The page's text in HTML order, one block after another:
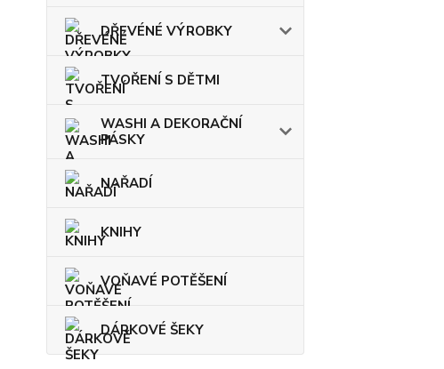
DŘEVÉNÉ VÝROBKY
TVOŘENÍ S DĚTMI
WASHI A DEKORAČNÍ
PÁSKY
NAŘADÍ
KNIHY
VOŇAVÉ POTĚŠENÍ
DÁRKOVÉ ŠEKY